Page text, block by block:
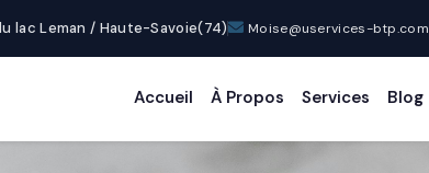
lac Leman / Haute-Savoie(74) Moise@uservices-btp.com
Accueil À Propos Services Blog